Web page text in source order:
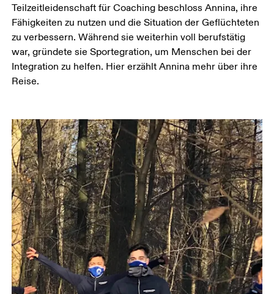
Teilzeitleidenschaft für Coaching beschloss Annina, ihre
Fähigkeiten zu nutzen und die Situation der Geflüchteten
zu verbessern. Während sie weiterhin voll berufstätig
war, gründete sie Sportegration, um Menschen bei der
Integration zu helfen. Hier erzählt Annina mehr über ihre
Reise.